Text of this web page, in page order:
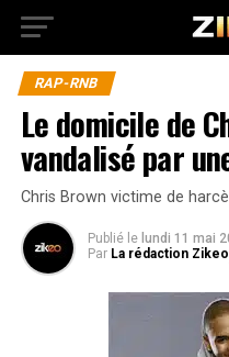
RAP-RNB
Le domicile de
vandalisé par
Chris Brown victime de
Publié le lundi 11 mai
Par La rédaction Zikeo